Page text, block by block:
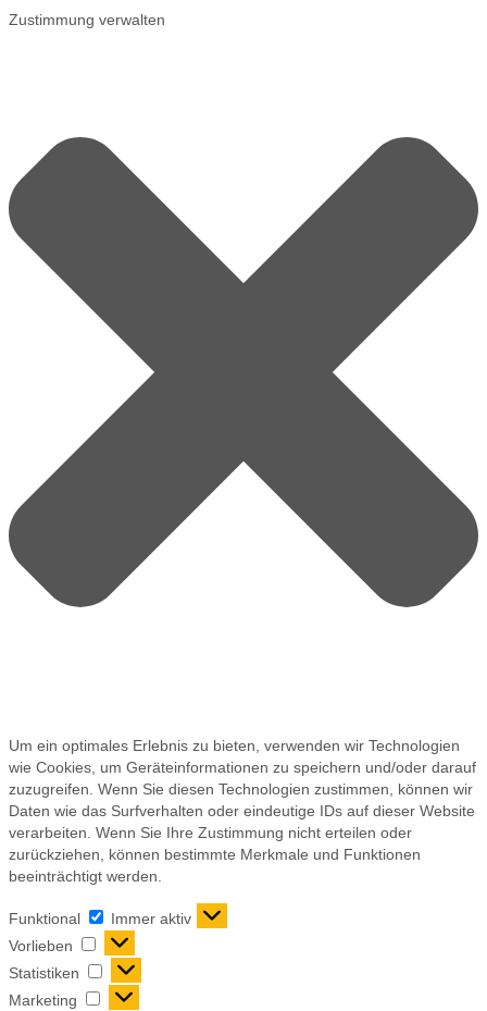
Zustimmung verwalten
Um ein optimales Erlebnis zu bieten, verwenden wir Technologien
wie Cookies, um Geräteinformationen zu speichern und/oder darauf
zuzugreifen. Wenn Sie diesen Technologien zustimmen, können wir
Daten wie das Surfverhalten oder eindeutige IDs auf dieser Website
verarbeiten. Wenn Sie Ihre Zustimmung nicht erteilen oder
zurückziehen, können bestimmte Merkmale und Funktionen
beeinträchtigt werden.
Funktional
Immer aktiv
Vorlieben
Statistiken
Marketing